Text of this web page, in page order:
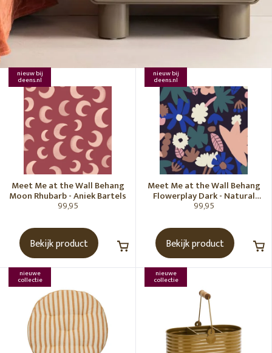
nieuw bij
deens.nl
Meet Me at the Wall Behang
Moon Rhubarb - Aniek Bartels
99,95
Bekijk product
nieuw bij
deens.nl
Meet Me at the Wall Behang
Flowerplay Dark - Natural
Noord
99,95
Bekijk product
nieuwe
collectie
nieuwe
collectie